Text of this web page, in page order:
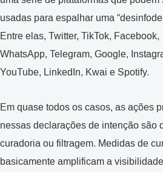
usadas para espalhar uma
Entre elas, Twitter, TikTok, Facebook,
WhatsApp, Telegram, Google,
YouTube, LinkedIn, Kwai e Spotify.
Em quase todos os casos, as ações
nessas declarações de intenção são
curadoria ou filtragem. Medidas de
basicamente amplificam a